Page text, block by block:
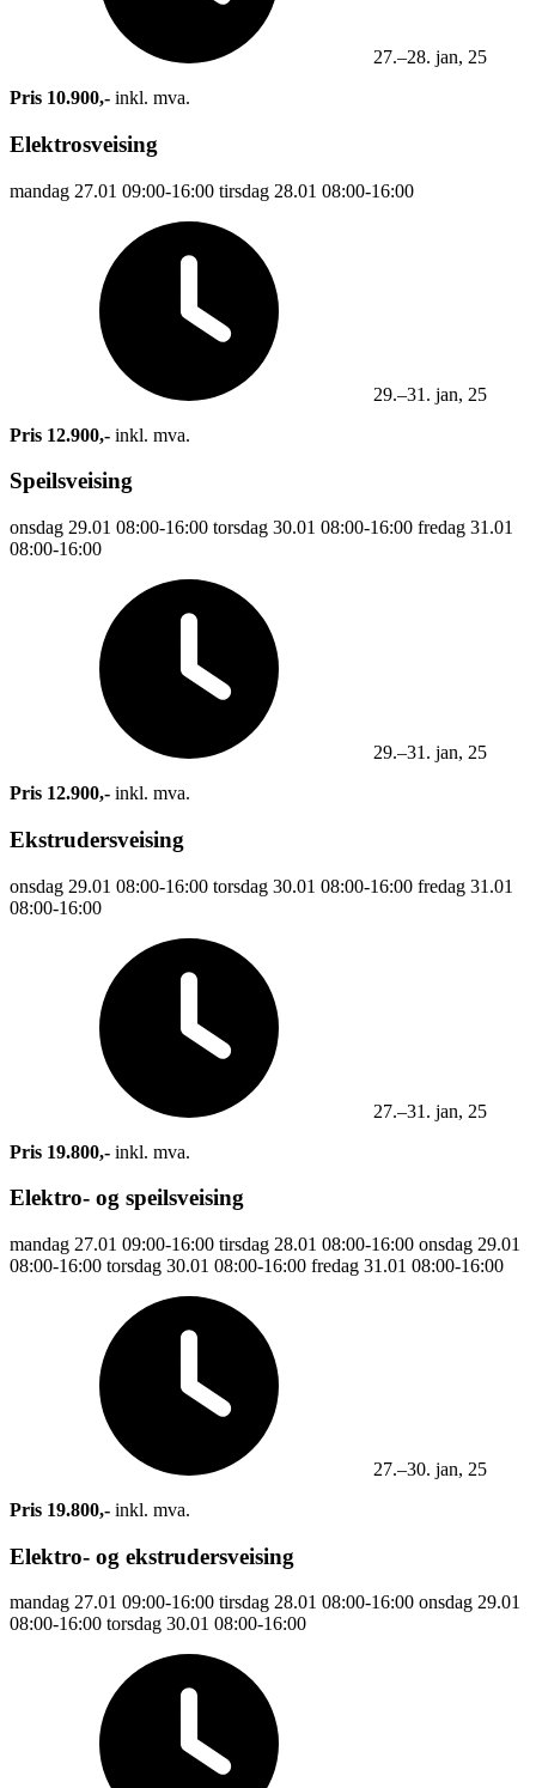
27.–28. jan, 25
Pris 10.900,- inkl. mva.
Elektrosveising
mandag 27.01 09:00-16:00 tirsdag 28.01 08:00-16:00
29.–31. jan, 25
Pris 12.900,- inkl. mva.
Speilsveising
onsdag 29.01 08:00-16:00 torsdag 30.01 08:00-16:00 fredag 31.01
08:00-16:00
29.–31. jan, 25
Pris 12.900,- inkl. mva.
Ekstrudersveising
onsdag 29.01 08:00-16:00 torsdag 30.01 08:00-16:00 fredag 31.01
08:00-16:00
27.–31. jan, 25
Pris 19.800,- inkl. mva.
Elektro- og speilsveising
mandag 27.01 09:00-16:00 tirsdag 28.01 08:00-16:00 onsdag 29.01
08:00-16:00 torsdag 30.01 08:00-16:00 fredag 31.01 08:00-16:00
27.–30. jan, 25
Pris 19.800,- inkl. mva.
Elektro- og ekstrudersveising
mandag 27.01 09:00-16:00 tirsdag 28.01 08:00-16:00 onsdag 29.01
08:00-16:00 torsdag 30.01 08:00-16:00